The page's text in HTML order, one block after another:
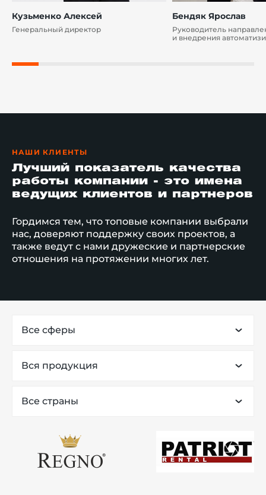
Кузьменко Алексей
Генеральный директор
Бендяк Ярослав
Руководитель
и внедрения
НАШИ КЛИЕНТЫ
Лучший показатель качества
работы компании - это имена
ведущих клиентов и партнеров
Гордимся тем, что топовые компании выбрали
нас, доверяют поддержку своих проектов, а
также ведут с нами дружеские и партнерские
отношения на протяжении многих лет.
Все сферы
Вся продукция
Все страны